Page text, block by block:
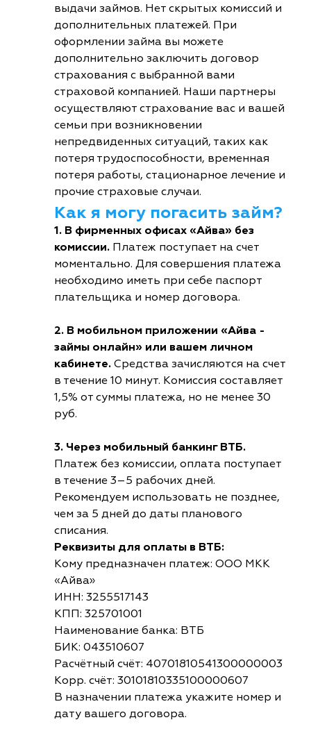
выдачи займов. Нет скрытых комиссий и
дополнительных платежей. При
оформлении займа вы можете
дополнительно заключить договор
страхования с выбранной вами
страховой компанией. Наши партнеры
осуществляют страхование вас и вашей
семьи при возникновении
непредвиденных ситуаций, таких как
потеря трудоспособности, временная
потеря работы, стационарное лечение и
прочие страховые случаи.
Как я могу погасить займ?
1. В фирменных офисах «Айва» без
комиссии. Платеж поступает на счет
моментально. Для совершения платежа
необходимо иметь при себе паспорт
плательщика и номер договора.
2. В мобильном приложении «Айва -
займы онлайн» или вашем личном
кабинете. Средства зачисляются на счет
в течение 10 минут. Комиссия составляет
1,5% от суммы платежа, но не менее 30
руб.
3. Через мобильный банкинг ВТБ.
Платеж без комиссии, оплата поступает
в течение 3–5 рабочих дней.
Рекомендуем использовать не позднее,
чем за 5 дней до даты планового
списания.
Реквизиты для оплаты в ВТБ:
Кому предназначен платеж: ООО МКК
«Айва»
ИНН: 3255517143
КПП: 325701001
Наименование банка: ВТБ
БИК: 043510607
Расчётный счёт: 40701810541300000003
Корр. счёт: 30101810335100000607
В назначении платежа укажите номер и
дату вашего договора.